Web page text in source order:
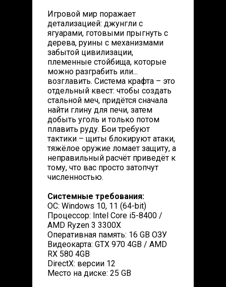
Игровой мир поражает
детализацией: джунгли с
ягуарами, готовыми прыгнуть с
дерева, руины с механизмами
забытой цивилизации,
племенные стойбища, которые
можно разграбить или...
возглавить. Система крафта – это
отдельный квест: чтобы создать
стальной меч, придётся сначала
найти глину для печи, затем
добыть уголь и только потом
плавить руду. Бои требуют
тактики – щиты блокируют атаки,
тяжёлое оружие ломает защиту, а
неправильный расчёт приведёт к
тому, что вас просто затопчут
численностью.
Системные требования:
ОС: Windows 10, 11 (64-bit)
Процессор: Intel Core i5-8400 /
AMD Ryzen 3 3300X
Оперативная память: 16 GB ОЗУ
Видеокарта: GTX 970 4GB / AMD
RX 580 4GB
DirectX: версии 12
Место на диске: 25 GB